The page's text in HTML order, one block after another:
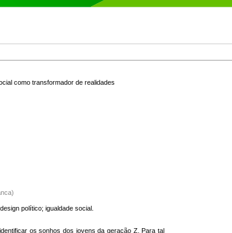
como transformador de realidades
político; igualdade social.
os sonhos dos jovens da geração Z. Para tal